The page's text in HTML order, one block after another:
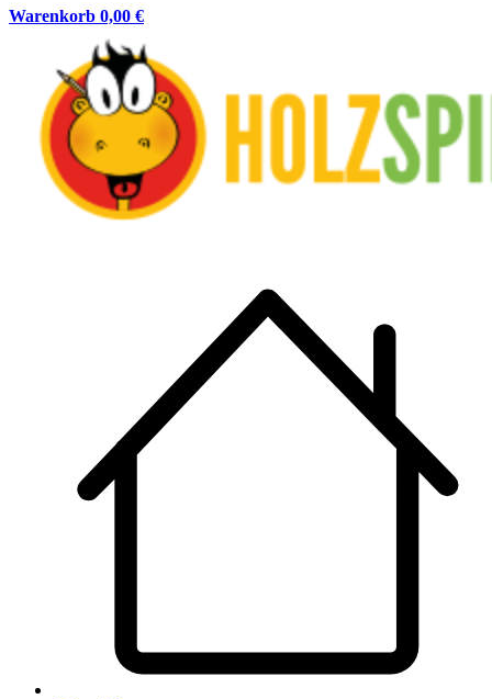
Warenkorb 0,00 €